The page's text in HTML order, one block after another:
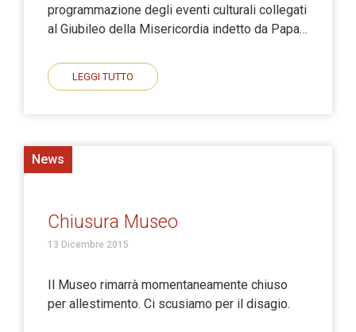
programmazione degli eventi culturali collegati
al Giubileo della Misericordia indetto da Papa…
LEGGI TUTTO
News
Chiusura Museo
13 Dicembre 2015
Il Museo rimarrà momentaneamente chiuso
per allestimento. Ci scusiamo per il disagio.